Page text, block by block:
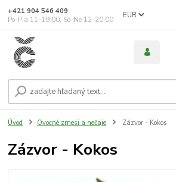
EUR
+421 904 546 409
Po-Pia 11-19:00, So-Ne 12-20:00
Úvod Ovocné zmesi a nečaje Zázvor - Kokos
Zázvor - Kokos